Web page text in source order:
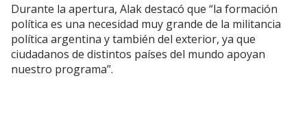
Durante la apertura, Alak destacó que “la formación
política es una necesidad muy grande de la militancia
política argentina y también del exterior, ya que
ciudadanos de distintos países del mundo apoyan
nuestro programa”.